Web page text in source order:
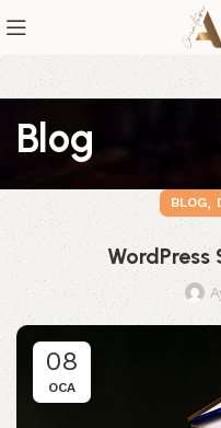
Blog
BLOG,
WordPress
08
OCA